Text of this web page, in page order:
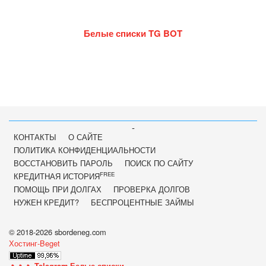
Белые списки TG BOT
-
КОНТАКТЫ
О САЙТЕ
ПОЛИТИКА КОНФИДЕНЦИАЛЬНОСТИ
ВОССТАНОВИТЬ ПАРОЛЬ
ПОИСК ПО САЙТУ
КРЕДИТНАЯ ИСТОРИЯFREE
ПОМОЩЬ ПРИ ДОЛГАХ
ПРОВЕРКА ДОЛГОВ
НУЖЕН КРЕДИТ?
БЕСПРОЦЕНТНЫЕ ЗАЙМЫ
© 2018-2026 sbordeneg.com
Хостинг-Beget